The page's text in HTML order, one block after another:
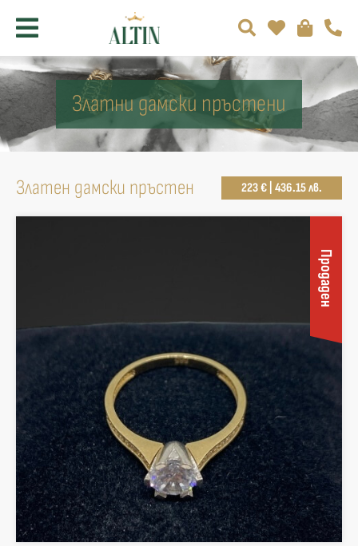
Златни дамски пръстени
Златен дамски пръстен 223 € | 436.15 лв.
Продаден